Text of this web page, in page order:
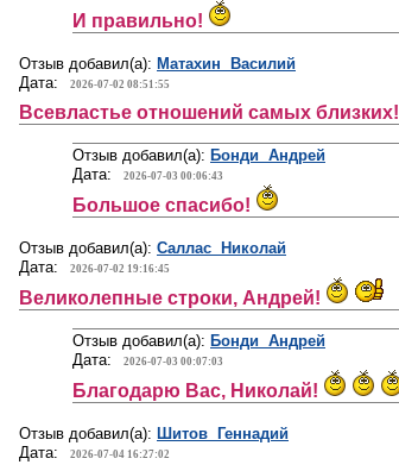
И правильно!
Отзыв добавил(а): Матахин Василий
Дата:
2026-07-02 08:51:55
Всевластье отношений самых близких!
Отзыв добавил(а): Бонди Андрей
Дата:
2026-07-03 00:06:43
Большое спасибо!
Отзыв добавил(а): Саллас Николай
Дата:
2026-07-02 19:16:45
Великолепные строки, Андрей!
Отзыв добавил(а): Бонди Андрей
Дата:
2026-07-03 00:07:03
Благодарю Вас, Николай!
Отзыв добавил(а): Шитов Геннадий
Дата:
2026-07-04 16:27:02